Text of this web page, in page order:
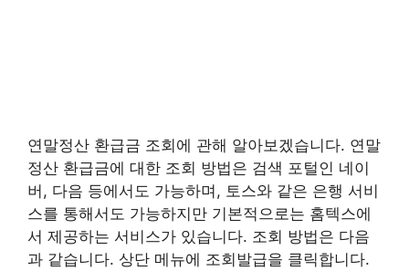
연말정산 환급금 조회에 관해 알아보겠습니다. 연말
정산 환급금에 대한 조회 방법은 검색 포털인 네이
버, 다음 등에서도 가능하며, 토스와 같은 은행 서비
스를 통해서도 가능하지만 기본적으로는 홈텍스에
서 제공하는 서비스가 있습니다. 조회 방법은 다음
과 같습니다. 상단 메뉴에 조회발급을 클릭합니다.